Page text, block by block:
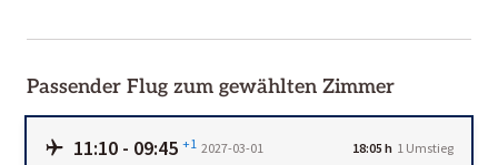
Passender Flug zum gewählten Zimmer
11:10 - 09:45 +1 2027-03-01 18:05 h 1 Umstieg